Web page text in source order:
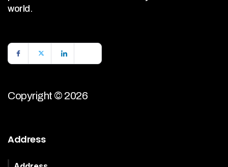
world.
Copyright © 2026
Address